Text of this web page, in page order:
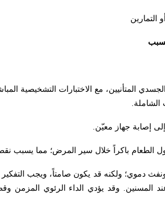
التمارين
الشاملة.
إصابة جهاز معيّن.
الطعام باكراً خلال سير المرض؛ مما
دموي؛ ولكنه قد يكون صامتاً، ويجب
المسنين. وقد يؤدي الداء الرئوي المزمن